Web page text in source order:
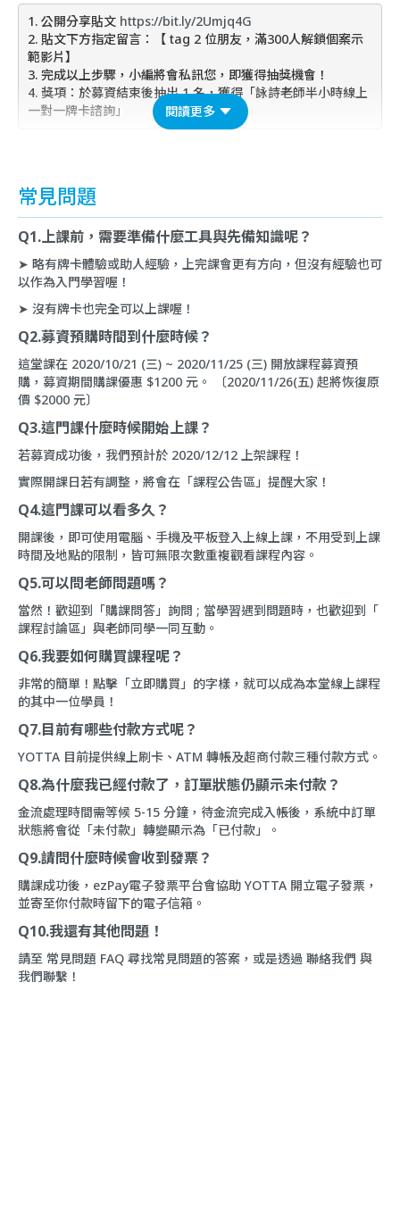
1. 公開分享貼文 https://bit.ly/2Umjq4G
2. 貼文下方指定留言：【 tag 2 位朋友，滿300人解鎖個案示
範影片】
3. 完成以上步驟，小編將會私訊您，即獲得抽獎機會！
4. 獎項：於募資結束後抽出 1 名，獲得「詠詩老師半小時線上
一對一牌卡諮詢」
閱讀更多
常見問題
Q1.上課前，需要準備什麼工具與先備知識呢？
➤ 略有牌卡體驗或助人經驗，上完課會更有方向，但沒有經驗也可
以作為入門學習喔！
➤ 沒有牌卡也完全可以上課喔！
Q2.募資預購時間到什麼時候？
這堂課在 2020/10/21 (三) ~ 2020/11/25 (三) 開放課程募資預
購，募資期間購課優惠 $1200 元。 〔2020/11/26(五) 起將恢復原
價 $2000 元〕
Q3.這門課什麼時候開始上課？
若募資成功後，我們預計於 2020/12/12 上架課程！
實際開課日若有調整，將會在「課程公告區 」提醒大家！
Q4.這門課可以看多久？
開課後，即可使用電腦、手機及平板登入上線上課，不用受到上課
時間及地點的限制，皆可無限次數重複觀看課程內容。
Q5.可以問老師問題嗎？
當然！歡迎到「購課問答」詢問 ; 當學習遇到問題時，也歡迎到「
課程討論區 」與老師同學一同互動。
Q6.我要如何購買課程呢？
非常的簡單！點擊「立即購買」的字樣，就可以成為本堂線上課程
的其中一位學員！
Q7.目前有哪些付款方式呢？
YOTTA 目前提供線上刷卡、ATM 轉帳及超商付款三種付款方式。
Q8.為什麼我已經付款了，訂單狀態仍顯示未付款？
金流處理時間需等候 5-15 分鐘，待金流完成入帳後，系統中訂單
狀態將會從「未付款」轉變顯示為「已付款」。
Q9.請問什麼時候會收到發票？
購課成功後，ezPay電子發票平台會協助 YOTTA 開立電子發票，
並寄至你付款時留下的電子信箱。
Q10.我還有其他問題！
請至 常見問題 FAQ 尋找常見問題的答案，或是透過 聯絡我們 與
我們聯繫！